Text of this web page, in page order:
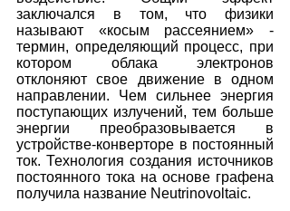
заключался в том, что физики
называют «косым рассеянием» -
термин, определяющий процесс, при
котором облака электронов
отклоняют свое движение в одном
направлении. Чем сильнее энергия
поступающих излучений, тем больше
энергии преобразовывается в
устройстве-конверторе в постоянный
ток. Технология создания источников
постоянного тока на основе графена
получила название Neutrinovoltaic.